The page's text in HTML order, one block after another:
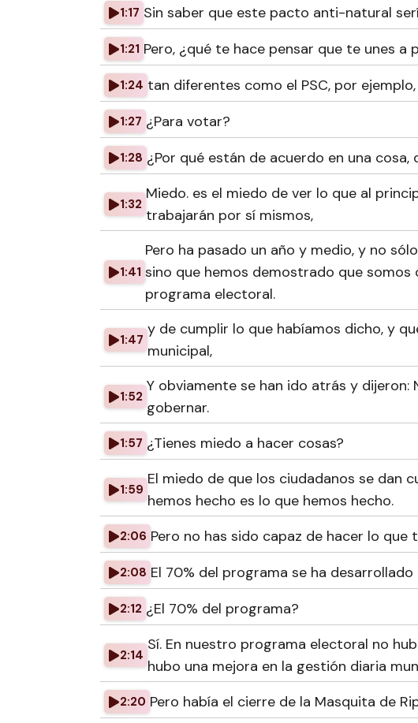
1:17 Sin saber que este pacto anti-natural
1:21 Pero, ¿qué te hace pensar que te unes a
1:24 tan diferentes como el PSC, por ejemplo,
1:27 ¿Para votar?
1:28 ¿Por qué están de acuerdo en una
1:32
Miedo. es el miedo de ver lo que al
trabajarán por sí mismos,
1:41
Pero ha pasado un año y medio, y no
sino que hemos demostrado que
programa electoral.
1:47
y de cumplir lo que habíamos dicho, y
municipal,
1:52
Y obviamente se han ido atrás y dijeron:
gobernar.
1:57 ¿Tienes miedo a hacer cosas?
1:59
El miedo de que los ciudadanos se dan
hemos hecho es lo que hemos hecho.
2:06 Pero no has sido capaz de hacer lo que
2:08 El 70% del programa se ha
2:12 ¿El 70% del programa?
2:14
Sí. En nuestro programa electoral no
hubo una mejora en la gestión diaria
2:20 Pero había el cierre de la Masquita de